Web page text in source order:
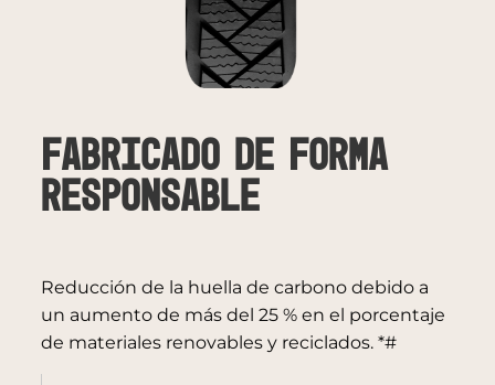
Fabricado de forma
responsable
Reducción de la huella de carbono debido a
un aumento de más del 25 % en el porcentaje
de materiales renovables y reciclados. *#